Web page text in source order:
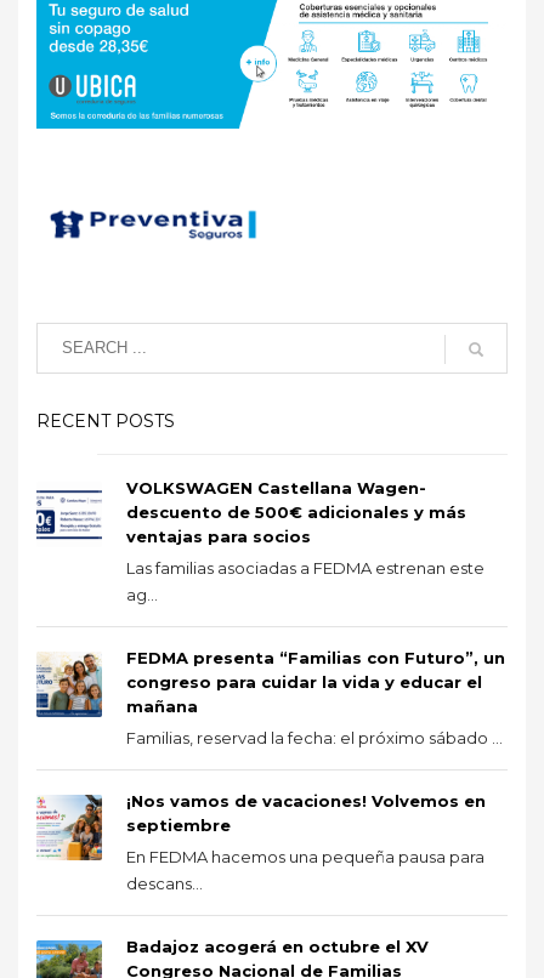
RECENT POSTS
VOLKSWAGEN Castellana Wagen-
descuento de 500€ adicionales y más
ventajas para socios
Las familias asociadas a FEDMA estrenan este
ag...
FEDMA presenta “Familias con Futuro”, un
congreso para cuidar la vida y educar el
mañana
Familias, reservad la fecha: el próximo sábado ...
¡Nos vamos de vacaciones! Volvemos en
septiembre
En FEDMA hacemos una pequeña pausa para
descans...
Badajoz acogerá en octubre el XV
Congreso Nacional de Familias